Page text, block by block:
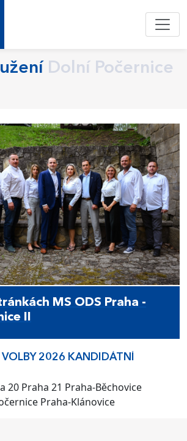
Dolní Počernice
MS ODS Praha -
II
2026 KANDIDÁTNÍ
20 Praha 21 Praha-Běchovice
Praha-Klánovice